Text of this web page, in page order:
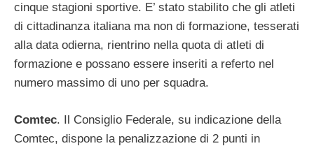
cinque stagioni sportive. E’ stato stabilito che gli atleti
di cittadinanza italiana ma non di formazione, tesserati
alla data odierna, rientrino nella quota di atleti di
formazione e possano essere inseriti a referto nel
numero massimo di uno per squadra.
Comtec. Il Consiglio Federale, su indicazione della
Comtec, dispone la penalizzazione di 2 punti in